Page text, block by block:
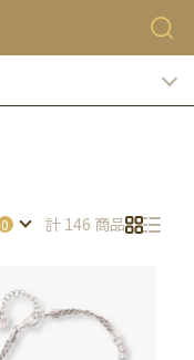
計 146 商品